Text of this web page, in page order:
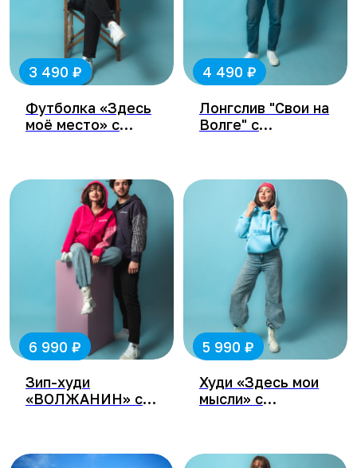
Футболка «Здесь
моё место» с
3 490 ₽
Лонгслив "Свои на
Волге" с
4 490 ₽
Зип-худи
«ВОЛЖАНИН» с
6 990 ₽
Худи «Здесь мои
мысли» с
5 990 ₽